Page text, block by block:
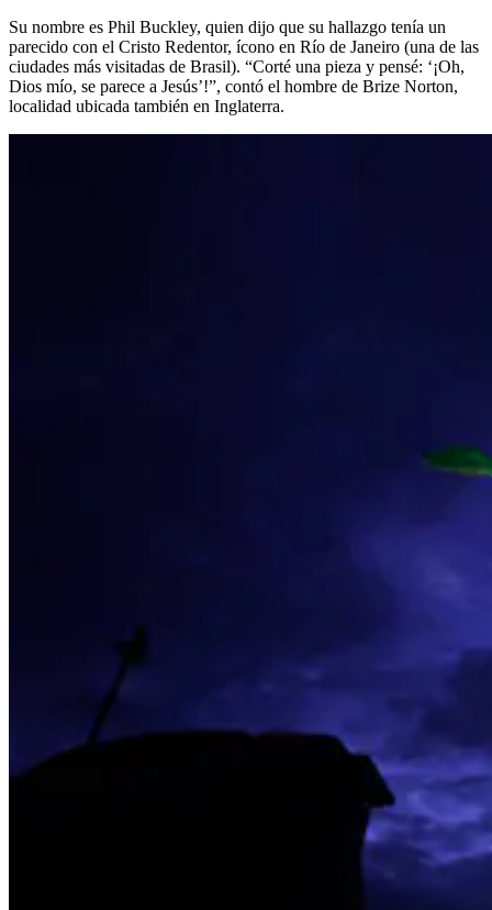
Su nombre es Phil Buckley, quien dijo que su hallazgo tenía un
parecido con el Cristo Redentor, ícono en Río de Janeiro (una de las
ciudades más visitadas de Brasil). “Corté una pieza y pensé: ‘¡Oh,
Dios mío, se parece a Jesús’!”, contó el hombre de Brize Norton,
localidad ubicada también en Inglaterra.